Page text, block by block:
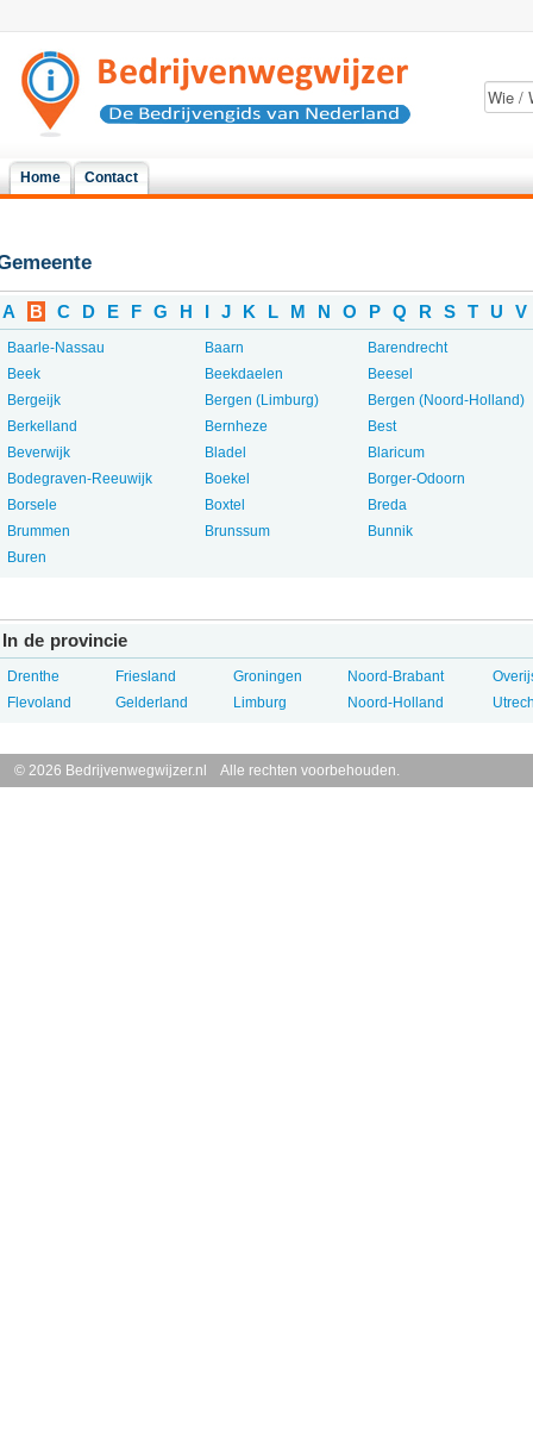
Home Contact
A B C D E F G H I J K L M N O P Q R S T U V
Baarle-Nassau
Beek
Bergeijk
Berkelland
Beverwijk
Bodegraven-Reeuwijk
Borsele
Brummen
Buren
Baarn
Beekdaelen
Bergen (Limburg)
Bernheze
Bladel
Boekel
Boxtel
Brunssum
Barendrecht
Beesel
Bergen (Noord-Holland)
Best
Blaricum
Borger-Odoorn
Breda
Bunnik
In de provincie
Drenthe
Flevoland
Friesland
Gelderland
Groningen
Limburg
Noord-Brabant
Noord-Holland
© 2026 Bedrijvenwegwijzer.nl Alle rechten voorbehouden.